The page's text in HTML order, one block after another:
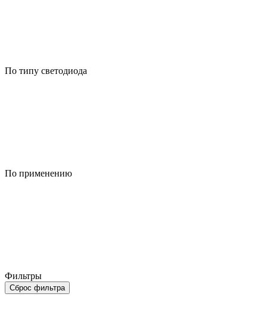
По типу светодиода
По применению
Фильтры
Сброс фильтра